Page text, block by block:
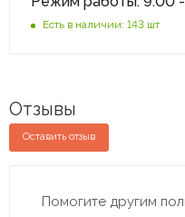
Есть в наличии: 143 шт
Отзывы
Оставить отзыв
Помогите другим